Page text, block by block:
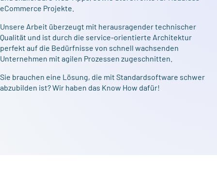
eCommerce Projekte.
Unsere Arbeit überzeugt mit herausragender technischer
Qualität und ist durch die service-orientierte Architektur
perfekt auf die Bedürfnisse von schnell wachsenden
Unternehmen mit agilen Prozessen zugeschnitten.
Sie brauchen eine Lösung, die mit Standardsoftware schwer
abzubilden ist? Wir haben das Know How dafür!